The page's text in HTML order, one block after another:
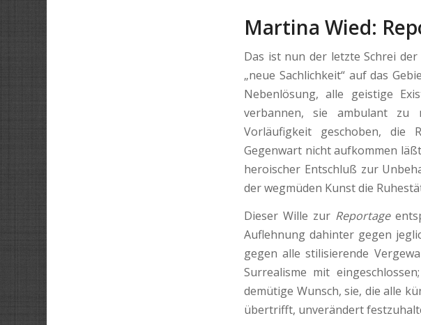
Martina Wied:
Das ist nun der letzte Schrei
„neue Sachlichkeit“ auf das
Nebenlösung, alle geistige
verbannen, sie ambulant zu
Vorläufigkeit geschoben, die
Gegenwart nicht aufkommen
heroischer Entschluß zur
der wegmüden Kunst die
Dieser Wille zur Reportage
Auflehnung dahinter gegen
gegen alle stilisierende
Surrealisme mit
demütige Wunsch, sie, die alle
übertrifft, unverändert